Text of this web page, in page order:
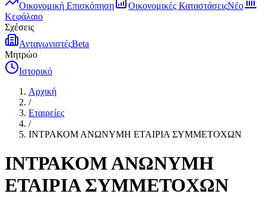
Οικονομική Επισκόπηση
Οικονομικές ΚαταστάσειςΝέο
Κεφάλαιο
Σχέσεις
ΑνταγωνιστέςBeta
Μητρώο
Ιστορικό
Αρχική
/
Εταιρείες
/
ΙΝΤΡΑΚΟΜ ΑΝΩΝΥΜΗ ΕΤΑΙΡΙΑ ΣΥΜΜΕΤΟΧΩΝ
ΙΝΤΡΑΚΟΜ ΑΝΩΝΥΜΗ
ΕΤΑΙΡΙΑ ΣΥΜΜΕΤΟΧΩΝ